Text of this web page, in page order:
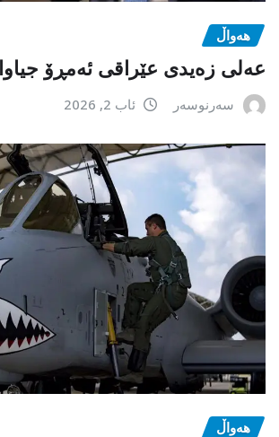
هەواڵ
عەلی زەیدی عێراقی ئەمڕۆ
سەرنوسەر ئاب 2, 2026
هەواڵ